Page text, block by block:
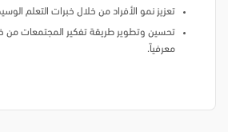
تعزيز نمو الأفراد من خلال خبرات التعلم
تحسين وتطوير طريقة تفكير المجتمعات من
معرفياً.